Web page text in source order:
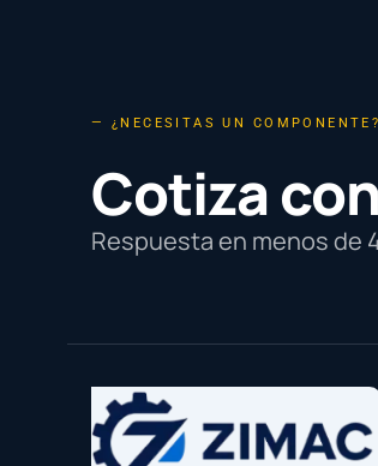
— ¿NECESITAS UN COMPONENTE?
Cotiza
Respuesta en menos de